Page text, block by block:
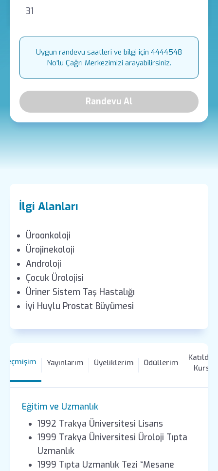
31
Uygun randevu saatleri ve bilgi için 4444548
No'lu Çağrı Merkezimizi arayabilirsiniz.
Randevu Al
İlgi Alanları
Üroonkoloji
Ürojinekoloji
Androloji
Çocuk Ürolojisi
Üriner Sistem Taş Hastalığı
İyi Huylu Prostat Büyümesi
Yayınlarım Üyeliklerim Ödüllerim
Eğitim ve Uzmanlık
1992 Trakya Üniversitesi Lisans
1999 Trakya Üniversitesi Üroloji Tıpta
Uzmanlık
1999 Tıpta Uzmanlık Tezi “Mesane